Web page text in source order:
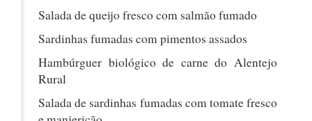
Salada de queijo fresco com salmão fumado
Sardinhas fumadas com pimentos assados
Hambúrguer biológico de carne do Alentejo
Rural
Salada de sardinhas fumadas com tomate fresco